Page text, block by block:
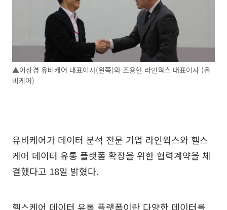
▲이상경 유비케어 대표이사(왼쪽)와 조용현 라인웍스 대표이사 (유
비케어)
유비케어가 데이터 분석 전문 기업 라인웍스와 헬스
케어 데이터 유통 플랫폼 확장을 위한 협력계약을 체
결했다고 18일 밝혔다.
헬스케어 데이터 유통 플랫폼이란 다양한 데이터를